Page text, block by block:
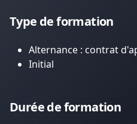
Type de formation
Alternance : contrat
Initial
Durée de formation